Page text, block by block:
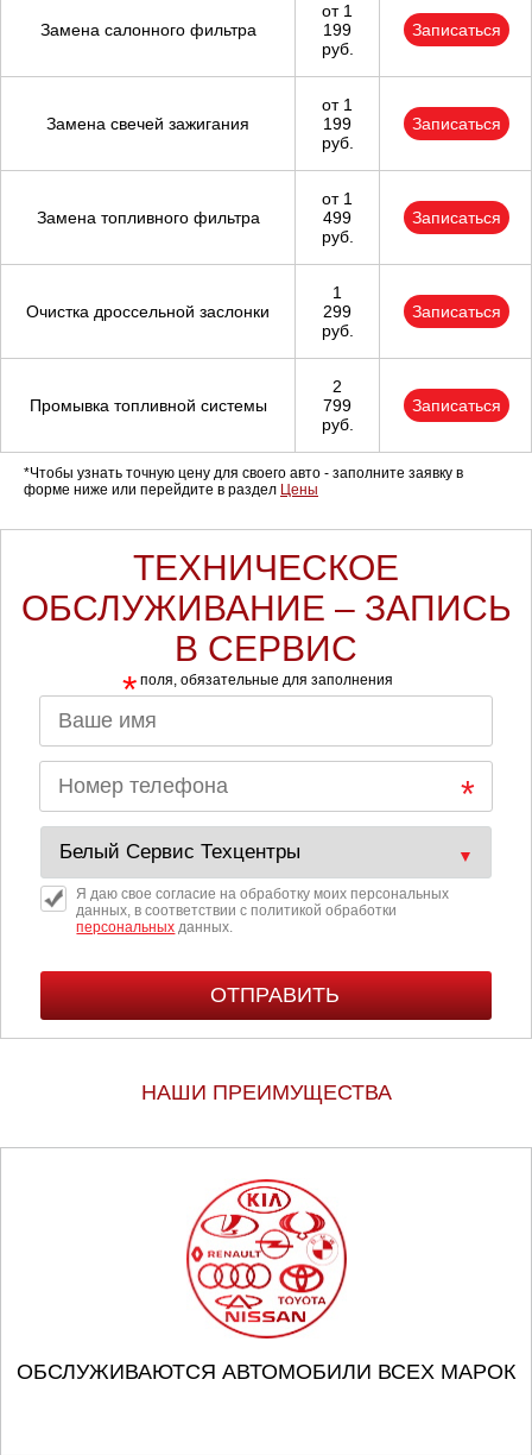
Замена салонного фильтра
от 1
199
руб.
Записаться
Замена свечей зажигания
от 1
199
руб.
Записаться
Замена топливного фильтра
от 1
499
руб.
Записаться
Очистка дроссельной заслонки
1
299
руб.
Записаться
Промывка топливной системы
2
799
руб.
Записаться
*Чтобы узнать точную цену для своего авто - заполните заявку в
форме ниже или перейдите в раздел Цены
ТЕХНИЧЕСКОЕ
ОБСЛУЖИВАНИЕ – ЗАПИСЬ
В СЕРВИС
* поля, обязательные для заполнения
Я даю свое согласие на обработку моих персональных
данных, в соответствии с политикой обработки
персональных данных.
НАШИ ПРЕИМУЩЕСТВА
ОБСЛУЖИВАЮТСЯ АВТОМОБИЛИ ВСЕХ МАРОК